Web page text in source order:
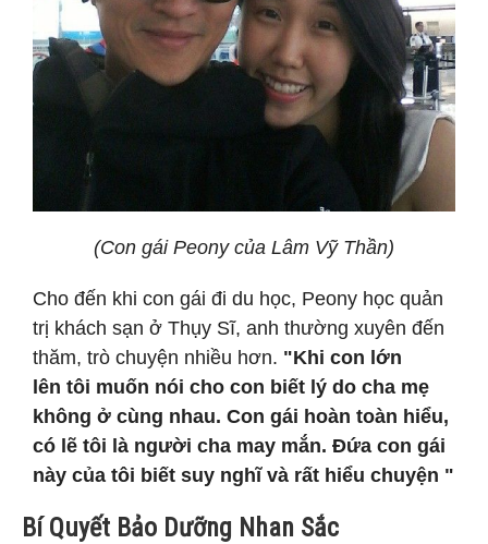
(Con gái Peony của Lâm Vỹ Thần)
Cho đến khi con gái đi du học, Peony học quản
trị khách sạn ở Thụy Sĩ, anh thường xuyên đến
thăm, trò chuyện nhiều hơn. "Khi con lớn
lên tôi muốn nói cho con biết lý do cha mẹ
không ở cùng nhau. Con gái hoàn toàn hiểu,
có lẽ tôi là người cha may mắn. Đứa con gái
này của tôi biết suy nghĩ và rất hiểu chuyện "
Bí Quyết Bảo Dưỡng Nhan Sắc